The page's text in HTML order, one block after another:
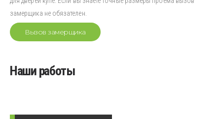
замерщика не обязателен.
Вызов замерщика
Наши работы